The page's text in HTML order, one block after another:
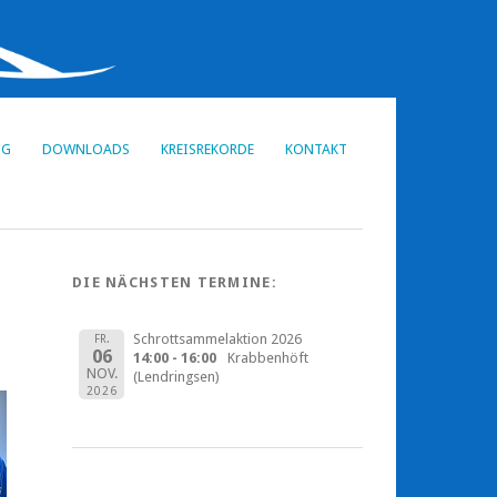
DOWNLOADS KREISREKORDE KONTAKT
DIE NÄCHSTEN TERMINE:
FR.
06
NOV.
2026
Schrottsammelaktion 2026
14:00 - 16:00
Krabbenhöft
(Lendringsen)